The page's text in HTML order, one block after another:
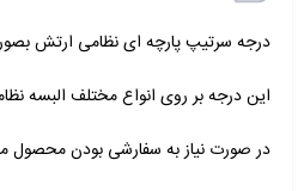
درجه سرتیپ پارچه ای نظامی ارتش
این درجه بر روی انواع مختلف البسه
در صورت نیاز به سفارشی بودن محصول